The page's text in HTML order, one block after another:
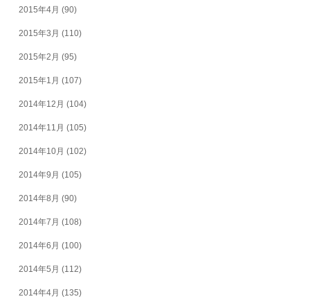
2015年4月 (90)
2015年3月 (110)
2015年2月 (95)
2015年1月 (107)
2014年12月 (104)
2014年11月 (105)
2014年10月 (102)
2014年9月 (105)
2014年8月 (90)
2014年7月 (108)
2014年6月 (100)
2014年5月 (112)
2014年4月 (135)